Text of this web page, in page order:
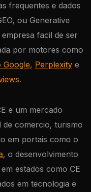
frequentes e dados
ou Generative
facil de ser
por motores como
Google, Perplexitye
.
e um mercado
comercio, turismo
em portais como o
, o desenvolvimento
estados como CE
em tecnologia e